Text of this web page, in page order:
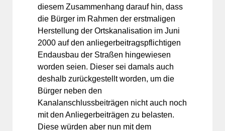
diesem Zusammenhang darauf hin, dass
die Bürger im Rahmen der erstmaligen
Herstellung der Ortskanalisation im Juni
2000 auf den anliegerbeitragspflichtigen
Endausbau der Straßen hingewiesen
worden seien. Dieser sei damals auch
deshalb zurückgestellt worden, um die
Bürger neben den
Kanalanschlussbeiträgen nicht auch noch
mit den Anliegerbeiträgen zu belasten.
Diese würden aber nun mit dem